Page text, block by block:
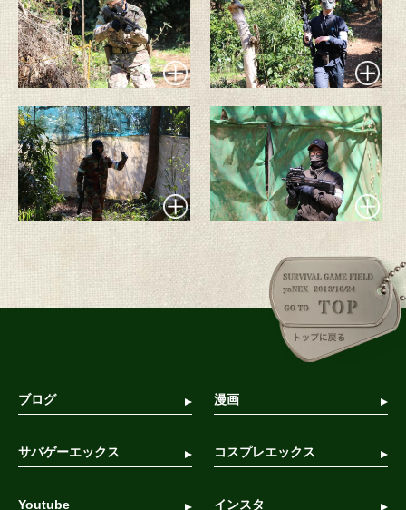
ブログ 漫画
サバゲーエックス コスプレエックス
Youtube インスタ